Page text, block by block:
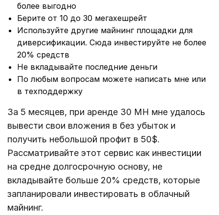
более выгодно
Берите от 10 до 30 мегахешрейт
Используйте другие майнинг площадки для
диверсификации. Сюда инвестируйте не более
20% средств
Не вкладывайте последние деньги
По любым вопросам можете написать мне или
в техподдержку
За 5 месяцев, при аренде 30 MH мне удалось
вывести свои вложения в без убыток и
получить небольшой профит в 50$.
Рассматривайте этот сервис как инвестиции
на средне долгосрочную основу, не
вкладывайте больше 20% средств, которые
запланировали инвестировать в облачный
майнинг.